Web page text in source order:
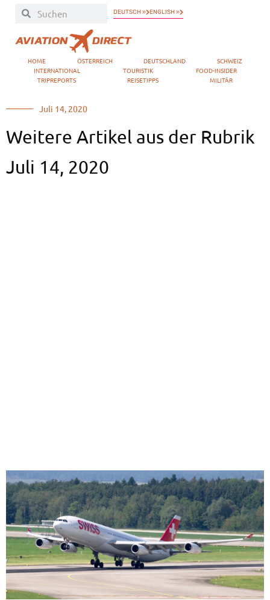
DEUTSCH » ENGLISH »
HOME ÖSTERREICH DEUTSCHLAND
SCHWEIZ
INTERNATIONAL
TOURISTIK
FOOD-INSIDER
TRIPREPORTS
REISETIPPS MILITÄR
Juli 14, 2020
Weitere Artikel aus der Rubrik
Juli 14, 2020